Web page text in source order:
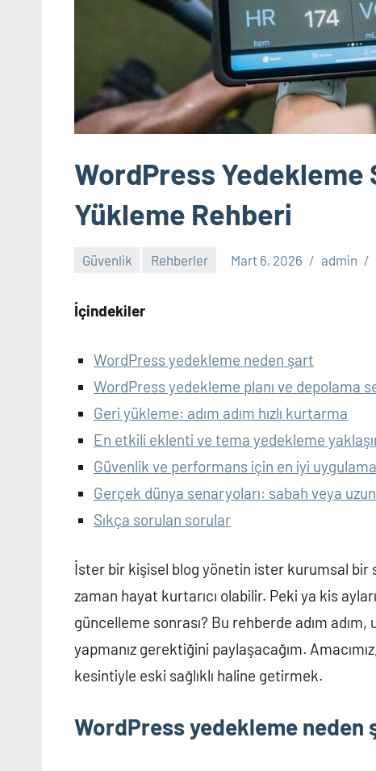
WordPress Yedekleme
Yükleme Rehberi
Güvenlik Rehberler Mart 6, 2026 admin
İçindekiler
WordPress yedekleme neden şart
WordPress yedekleme planı ve depolama
Geri yükleme: adım adım hızlı kurtarma
En etkili eklenti ve tema yedekleme
Güvenlik ve performans için en iyi
Gerçek dünya senaryoları: sabah veya
Sıkça sorulan sorular
İster bir kişisel blog yönetin ister kurumsal bir
zaman hayat kurtarıcı olabilir. Peki ya kis
güncelleme sonrası? Bu rehberde adım
yapmanız gerektiğini paylaşacağım.
kesintiyle eski sağlıklı haline getirmek.
WordPress yedekleme neden